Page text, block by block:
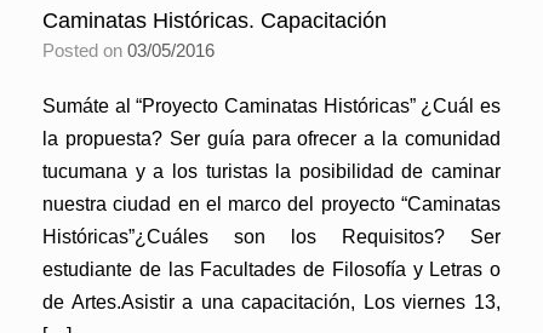
Caminatas Históricas. Capacitación
Posted on 03/05/2016
Sumáte al “Proyecto Caminatas Históricas” ¿Cuál es
la propuesta? Ser guía para ofrecer a la comunidad
tucumana y a los turistas la posibilidad de caminar
nuestra ciudad en el marco del proyecto “Caminatas
Históricas”¿Cuáles son los Requisitos? Ser
estudiante de las Facultades de Filosofía y Letras o
de Artes.Asistir a una capacitación, Los viernes 13,